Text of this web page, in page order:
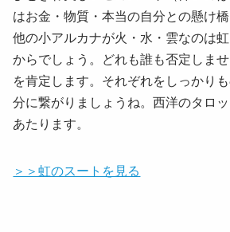
はお金・物質・本当の自分との懸け橋
他の小アルカナが火・水・雲なのは
からでしょう。どれも誰も否定しま
を肯定します。それぞれをしっかり
分に繋がりましょうね。西洋のタロ
あたります。
＞＞虹のスートを見る